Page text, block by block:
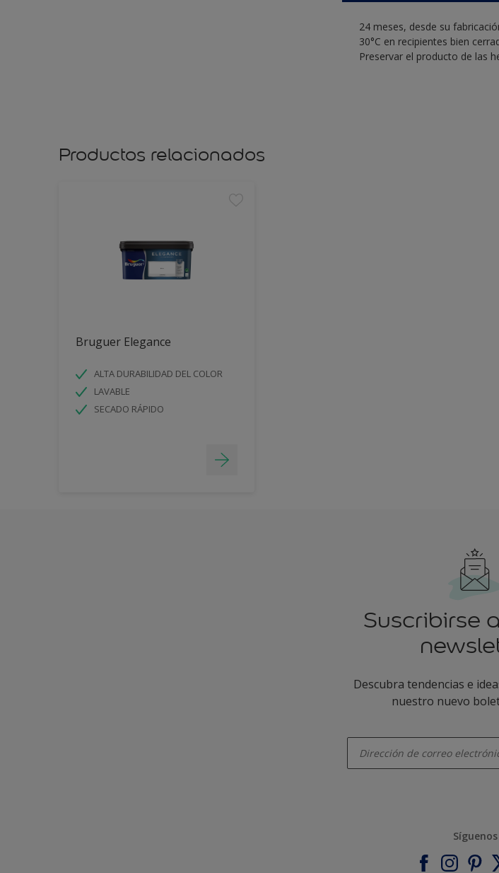
24 meses, desde su
30°C en recipientes bien
Preservar el producto de las
Productos relacionados
Bruguer Elegance
ALTA DURABILIDAD DEL COLOR
LAVABLE
SECADO RÁPIDO
Suscribirse
Descubra tendencias e
nuestro nuevo
Síguenos